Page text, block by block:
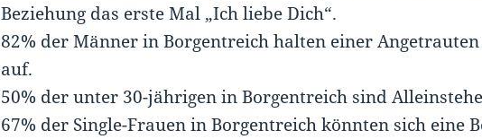
Beziehung das erste Mal „Ich liebe Dich“.
82% der Männer in Borgentreich halten einer
auf.
50% der unter 30-jährigen in Borgentreich sind
67% der Single-Frauen in Borgentreich könnten sich eine